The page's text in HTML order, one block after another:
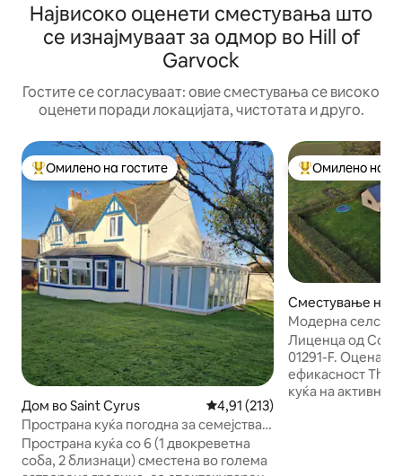
Највисоко оценети сместувања што
се изнајмуваат за одмор во Hill of
Garvock
Гостите се согласуваат: овие сместувања се високо
оценети поради локацијата, чистотата и друго.
Меѓу најуспешните „Омилени на гостите“
Омилено на гостите
Дом во Saint Cyrus Просечна оцена: 4,91 од 5,
4,91 (213)
Пространа куќа погодна за семејства и
кучиња со поглед на море
Пространа куќа со 6 (1 двокреветна
соба, 2 близнаци) сместена во голема
МеѓуОмилено на
Сместување на
Montrose
Модерна селска
поглед кон
Лиценца од
01291-F. Оцена C за енергетска
ефикасност The Henpen е модерна
куќа на активна